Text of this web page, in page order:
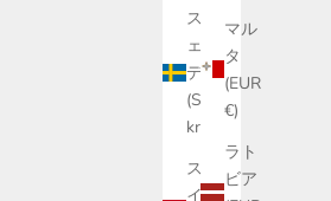
マル
タ
(EUR
€)
ラト
ビア
スウ
ェー
デン
(SEK
kr)
スペ
イン